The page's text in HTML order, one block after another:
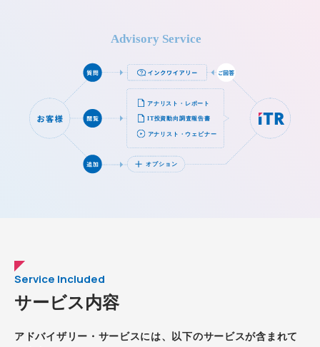
Service Included
サービス内容
アドバイザリー・サービスには、以下のサービスが含まれて